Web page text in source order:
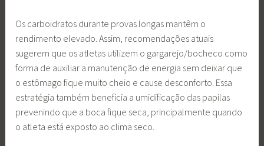
Os carboidratos durante provas longas mantêm o
rendimento elevado. Assim, recomendações atuais
sugerem que os atletas utilizem o gargarejo/bocheco como
forma de auxiliar a manutenção de energia sem deixar que
o estômago fique muito cheio e cause desconforto. Essa
estratégia também beneficia a umidificação das papilas
prevenindo que a boca fique seca, principalmente quando
o atleta está exposto ao clima seco.